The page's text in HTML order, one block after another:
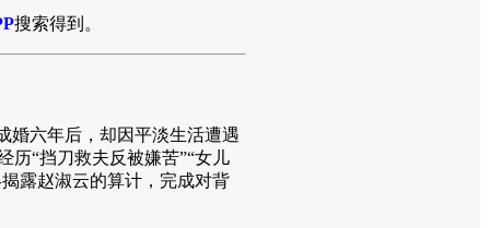
搜索得到。
婚六年后，却因平淡生活遭遇
“挡刀救夫反被嫌苦”“女儿
露赵淑云的算计，完成对背